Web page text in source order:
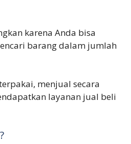
karena Anda bisa
barang dalam jumlah
menjual secara
layanan jual beli